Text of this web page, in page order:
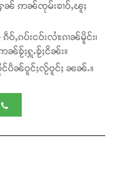
းႁၼ် ဢၼ်ၸုမ်းၶၢဝ်ႇၽူႈ
ႇၵပ်းငဝ်းလၢႆးၵၢၼ်မိူင်း၊
ဢၼ်ၶႂ်ႈႁူႉၶႂ်ႈငိၼ်း။
င်ပဵၼ်ဝူင်ႈလႂ်ဝူင်ႈ ၼၼ်ႉ။